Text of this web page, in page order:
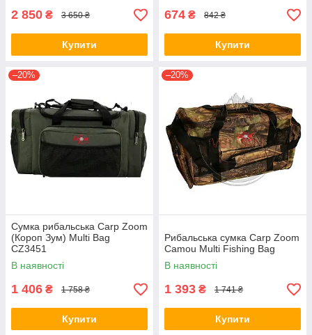
2 850 ₴ 3 650 ₴
Купити
674 ₴ 842 ₴
Купити
–20%
Сумка рибальська Carp Zoom
(Короп Зум) Multi Bag
CZ3451
В наявності
1 406 ₴ 1 758 ₴
Купити
–20%
Рибальська сумка Carp Zoom
Camou Multi Fishing Bag
В наявності
1 393 ₴ 1 741 ₴
Купити